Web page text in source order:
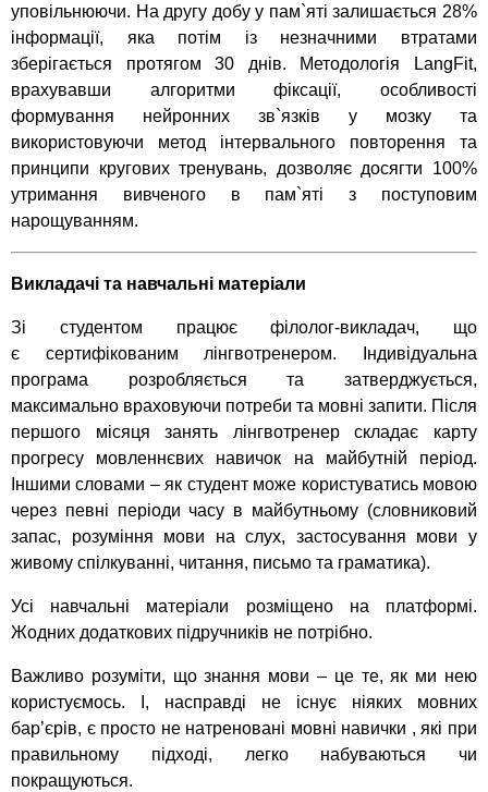
уповільнюючи. На другу добу у пам`яті залишається 28%
інформації, яка потім із незначними втратами
зберігається протягом 30 днів. Методологія LangFit,
врахувавши алгоритми фіксації, особливості
формування нейронних зв`язків у мозку та
використовуючи метод інтервального повторення та
принципи кругових тренувань, дозволяє досягти 100%
утримання вивченого в пам`яті з поступовим
нарощуванням.
Викладачі та навчальні матеріали
Зі студентом працює філолог-викладач, що
є сертифікованим лінгвотренером. Індивідуальна
програма розробляється та затверджується,
максимально враховуючи потреби та мовні запити. Після
першого місяця занять лінгвотренер складає карту
прогресу мовленнєвих навичок на майбутній період.
Іншими словами – як студент може користуватись мовою
через певні періоди часу в майбутньому (словниковий
запас, розуміння мови на слух, застосування мови у
живому спілкуванні, читання, письмо та граматика).
Усі навчальні матеріали розміщено на платформі.
Жодних додаткових підручників не потрібно.
Важливо розуміти, що знання мови – це те, як ми нею
користуємось. І, насправді не існує ніяких мовних
бар’єрів, є просто не натреновані мовні навички , які при
правильному підході, легко набуваються чи
покращуються.